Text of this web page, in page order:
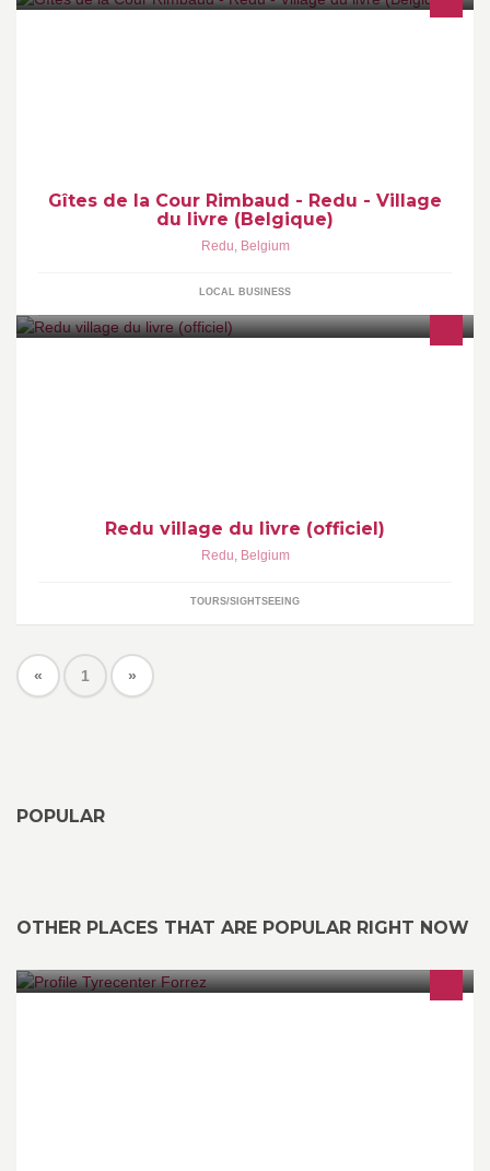
Gîtes de la Cour Rimbaud - Redu - Village
du livre (Belgique)
Redu, Belgium
LOCAL BUSINESS
Redu village du livre (officiel)
Redu, Belgium
TOURS/SIGHTSEEING
« 1 »
POPULAR
OTHER PLACES THAT ARE POPULAR RIGHT NOW